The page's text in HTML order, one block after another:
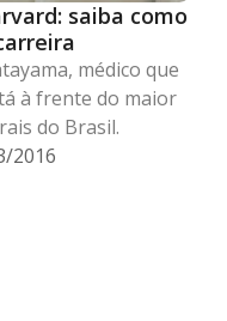
saiba como
médico que
à frente do maior
do Brasil.
2016